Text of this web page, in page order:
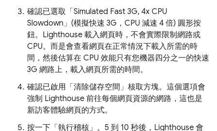
確認已選取「Simulated Fast 3G, 4x CPU
Slowdown」(模擬快速 3G，CPU 減速 4 倍) 圓形按
鈕。Lighthouse 載入網頁時，不會實際限制網路或
CPU。而是會查看網頁在正常情況下載入所需的時
間，然後估算在 CPU 效能只有您機器四分之一的快速
3G 網路上，載入網頁所需的時間。
確認已啟用「清除儲存空間」 核取方塊。這個選項會
強制 Lighthouse 前往每個網頁資源的網路，這也是
新訪客體驗網頁的方式。
按一下「執行稽核」 。5 到 10 秒後，Lighthouse 會